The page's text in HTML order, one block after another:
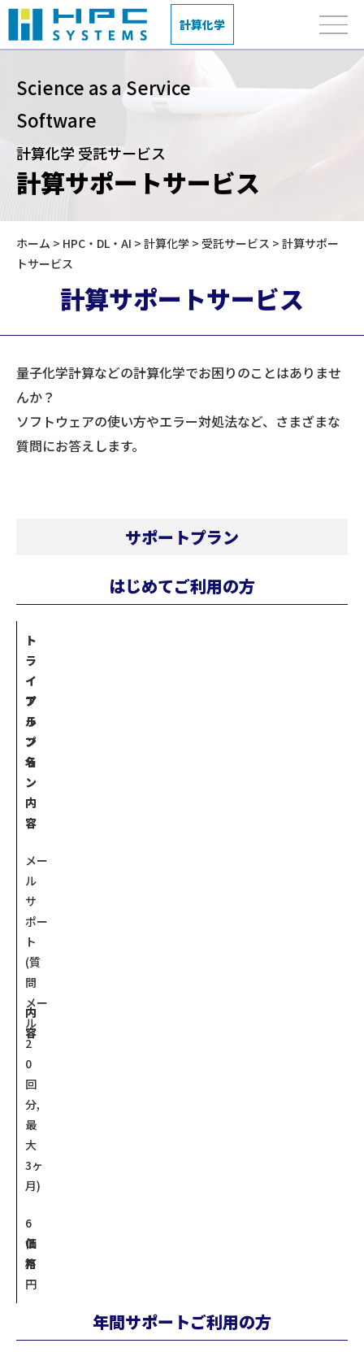
計算化学
Science as a Service
Software
計算化学 受託サービス
計算サポートサービス
ホーム > HPC・DL・AI > 計算化学 > 受託サービス > 計算サポー
トサービス
計算サポートサービス
量子化学計算などの計算化学でお困りのことはありませ
んか？
ソフトウェアの使い方やエラー対処法など、さまざまな
質問にお答えします。
サポートプラン
はじめてご利用の方
プ
ラ
ン
名
ト
ラ
イ
ア
ル
プ
ラ
ン
内
容
内
容
メー
ル
サ
ポー
ト
(質
問
メー
ル
2
0
回
分,
最
大
3ヶ
月)
価
格
6
0
万
円
年間サポートご利用の方